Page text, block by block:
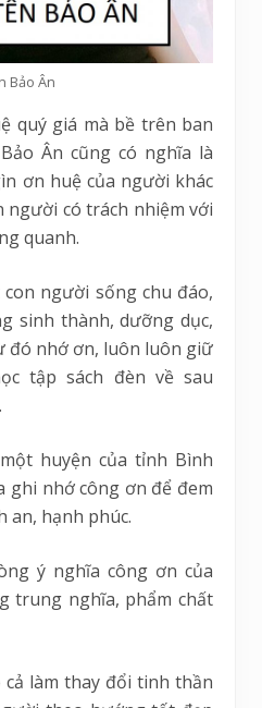
Bảo Ân
quý giá mà bề trên ban
Ân cũng có nghĩa là
ơn huệ của người khác
người có trách nhiệm với
quanh.
người sống chu đáo,
sinh thành, dưỡng dục,
đó nhớ ơn, luôn luôn giữ
tập sách đèn về sau
huyện của tỉnh Bình
nhớ công ơn để đem
an, hạnh phúc.
ý nghĩa công ơn của
trung nghĩa, phẩm chất
cả làm thay đổi tinh thần